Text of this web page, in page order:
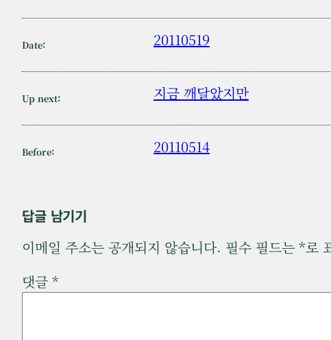
Date: 20110519
Up next: 지금 깨달았지만
Before: 20110514
답글 남기기
이메일 주소는 공개되지 않습니다. 필수 필드는 *로
댓글 *